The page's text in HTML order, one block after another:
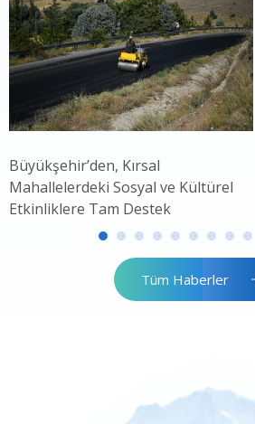
Büyükşehir’den, Kırsal
Mahallelerdeki Sosyal ve Kültürel
Etkinliklere Tam Destek
Tüm Haberler